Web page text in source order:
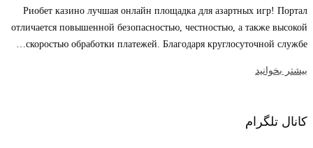
Риобет казино лучшая онлайн площадка для азартных игр! Портал
отличается повышенной безопасностью, честностью, а также высокой
скоростью обработки платежей. Благодаря круглосуточной службе…
بیشتر بخوانید
کانال تلگرام